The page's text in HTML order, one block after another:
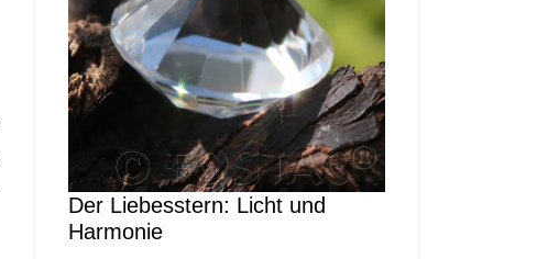
Der Liebesstern: Licht und
Harmonie